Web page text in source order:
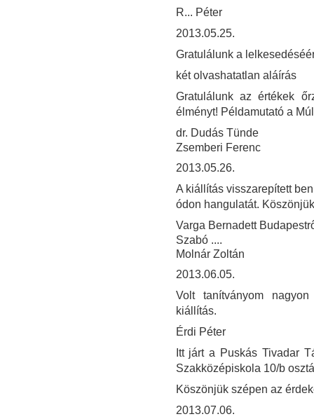
R... Péter
2013.05.25.
Gratulálunk a
két olvashatatlan aláírás
Gratulálunk az értékek
élményt! Példamutató a
dr. Dudás Tünde
Zsemberi Ferenc
2013.05.26.
A kiállítás visszarepített
ódon hangulatát.
Varga Bernadett
Szabó ....
Molnár Zoltán
2013.06.05.
Volt tanítványom
kiállítás.
Érdi Péter
Itt járt a Puskás Tivadar
Szakközépiskola 10/b
Köszönjük szépen az
2013.07.06.